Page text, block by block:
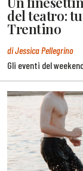
del teatro:
Trentino
di Jessica Pellegrino
Gli eventi del